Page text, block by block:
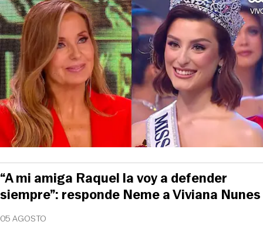
05 AGOSTO
“A mi amiga Raquel la voy a defender
siempre”: responde Neme a Viviana Nunes